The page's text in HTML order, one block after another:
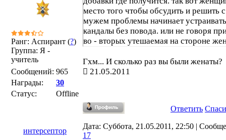
Ранг: Аспирант (?)
Группа: Я -
учитель
Сообщений: 965
Награды:
30
Статус:
Offline
место того чтобы обсудить и решить с
мужем проблемы начинает устраивать
кандалы без повода. или не говоря
во - вторых утешаемая на стороне
менее принимает утешения. а
бедный водят его как теленка на
Гхм... И сколько раз вы были женаты?
21.05.2011
Ответить
интерсептор
Дата: Суббота, 21.05.2011, 22:50 |
17